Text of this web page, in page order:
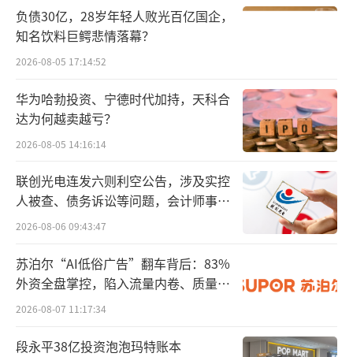
业化变得十分困难。据统计资料显示，Zyntegl
o 2023年销售额为1670万美元，截至2024年11
月累计治疗35例患者；Lyfgenia仅完成4例患者
治疗。三款疗法总销售额2023年为2910万美元
（Zynteglo 1670万、Skysona 1240万）；Lyf
genia虽与Vertex的CRISPR疗法同日获批，却
因价格高出90万美元且因存在安全问题遭FDA
发出黑框警告，市场份额被挤压。据统计，202
0—2023年蓝鸟生物累计净亏损超40亿美元，2
023年研发费用2.3亿美元，营收仅927万美元。
2025年收购前股价跌至0.7美元/股，市值缩水9
9.5%。即便公司曾通过人员精简、拆分剥离等
方式降本，但现金流仍无法覆盖研发与运营，
最终蓝鸟生物选择了以地板价“卖身”。
负债30亿，28岁年轻人败光百亿国企，
知名饮料巨鳄悲情落幕？
2026-08-05 17:14:52
华为哈勃投资、宁德时代加持，天科合
达为何越卖越亏？
2026-08-05 14:16:14
联创光电连发六则利空公告，涉及实控
人被查、债务诉讼等问题，会计师事务
所曾出具“保留意见”
2026-08-06 09:43:47
苏泊尔“AI低俗广告”翻车背后：83%
外资全盘掌控，陷入流量内卷、质量频
发的负循环
2026-08-07 11:17:34
段永平38亿投资泡泡玛特账本